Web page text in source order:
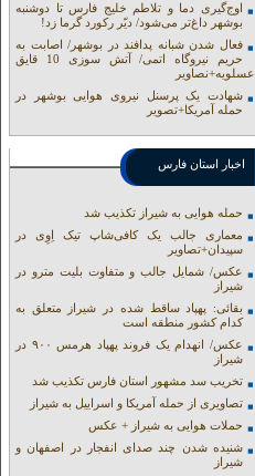
اوج‌گیری دما و تلاطم خلیج فارس تا دوشنبه
بوشهر داغ‌تر می‌شود/ دیّر رکورد گرما زد!
فعال شدن شبانه پدافند در بوشهر/ اصابت به
حریم نیروگاه اتمی/ آتش سوزی 10 قایق
عسلویه+نصاویر
شهادت یک پرسنل نیروی هوایی بوشهر در
حمله آمریکا+تصویر
اخبار استان فارس
حمله هوایی به شیراز تکذیب شد
معماری جالب یک کافی‌شاپ تیک اِوِی در
سپیدان+تصاویر
عکس/ شمایل جالب و متفاوت بلیت مترو در
شیراز
بقائی: پهپاد ساقط شده در شیراز متعلق به
کدام کشور منطقه است
عکس/ انهدام یک فروند پهپاد هرمس ۹۰۰ در
شیراز
تخریب سد مشهور استان فارس تکذیب شد
تصاویری از حمله آمریکا و اسراییل به شیراز
حملات هوایی به شیراز + عکس
شنیده شدن چند صدای انفجار در اصفهان و
شیراز